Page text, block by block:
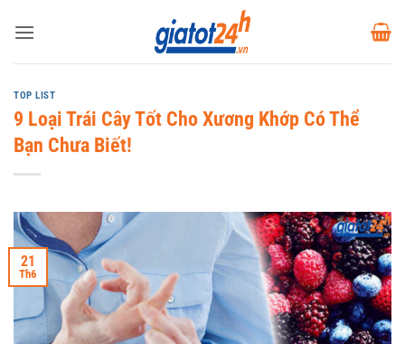
qua
TOP LIST
9 Loại Trái Cây Tốt Cho Xương Khớp Có Thể
Bạn Chưa Biết!
21
Th6